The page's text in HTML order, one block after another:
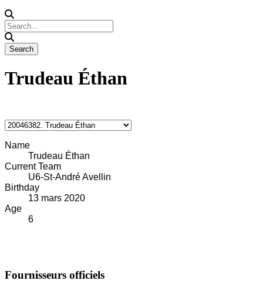
Trudeau Éthan
Name
Trudeau Éthan
Current Team
U6-St-André Avellin
Birthday
13 mars 2020
Age
6
Fournisseurs officiels